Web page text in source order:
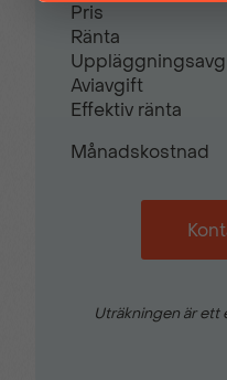
Pris
Ränta
Aviavgift
Effektiv ränta
Månadskostnad
Uträkningen är ett